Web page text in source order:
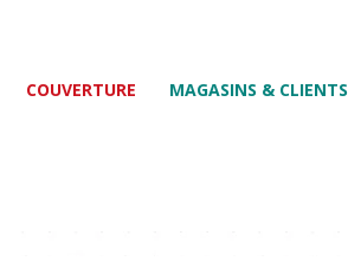
COUVERTURE MAGASINS & CLIENTS